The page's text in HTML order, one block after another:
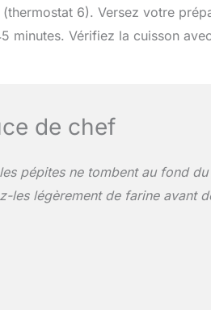
6). Versez votre
minutes. Vérifiez la cuisson
de chef
pépites ne tombent au fond
les légèrement de farine avant